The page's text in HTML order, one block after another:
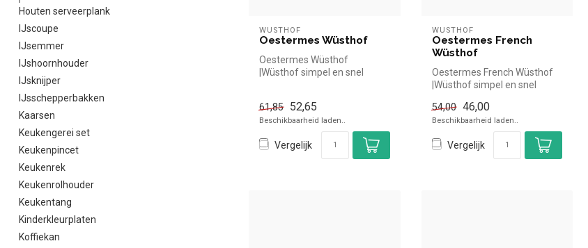
Houten serveerplank
IJscoupe
IJsemmer
IJshoornhouder
IJsknijper
IJsschepperbakken
Kaarsen
Keukengerei set
Keukenpincet
Keukenrek
Keukenrolhouder
Keukentang
Kinderkleurplaten
Koffiekan
WÜSTHOF
Oestermes Wüsthof
Oestermes Wüsthof
|Wüsthof simpel en snel
61,85 52,65
Beschikbaarheid laden..
Vergelijk
WÜSTHOF
Oestermes French
Wüsthof
Oestermes French Wüsthof
|Wüsthof simpel en snel
Overzi...
54,00 46,00
Beschikbaarheid laden..
Vergelijk